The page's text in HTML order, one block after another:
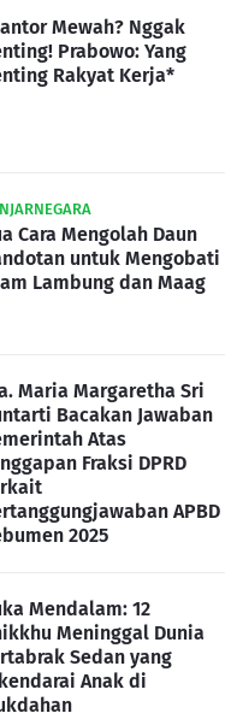
Mewah? Nggak
Prabowo: Yang
Rakyat Kerja*
Cara Mengolah Daun
untuk Mengobati
Lambung dan Maag
Maria Margaretha Sri
Bacakan Jawaban
Atas
Fraksi DPRD
APBD
2025
Mendalam: 12
Meninggal Dunia
Sedan yang
Anak di